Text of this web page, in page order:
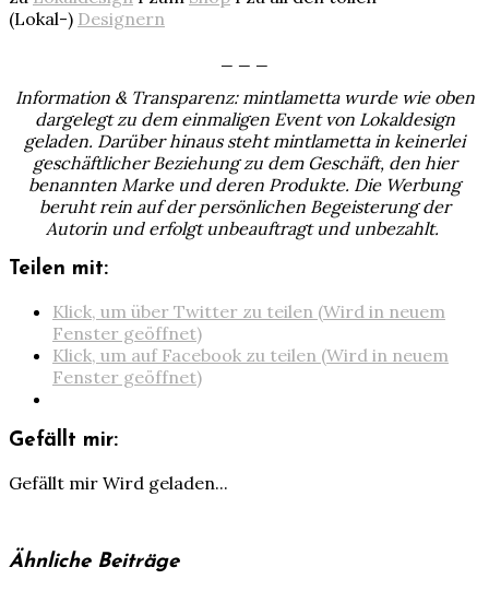
(Lokal-) Designern
Information & Transparenz: mintlametta wurde wie oben
dargelegt zu dem einmaligen Event von Lokaldesign
geladen. Darüber hinaus steht mintlametta in keinerlei
geschäftlicher Beziehung zu dem Geschäft, den hier
benannten Marke und deren Produkte. Die Werbung
beruht rein auf der persönlichen Begeisterung der
Autorin und erfolgt unbeauftragt und unbezahlt.
Teilen mit:
Klick, um über Twitter zu teilen (Wird in neuem
Fenster geöffnet)
Klick, um auf Facebook zu teilen (Wird in neuem
Fenster geöffnet)
Gefällt mir:
Gefällt mir Wird geladen...
Ähnliche Beiträge